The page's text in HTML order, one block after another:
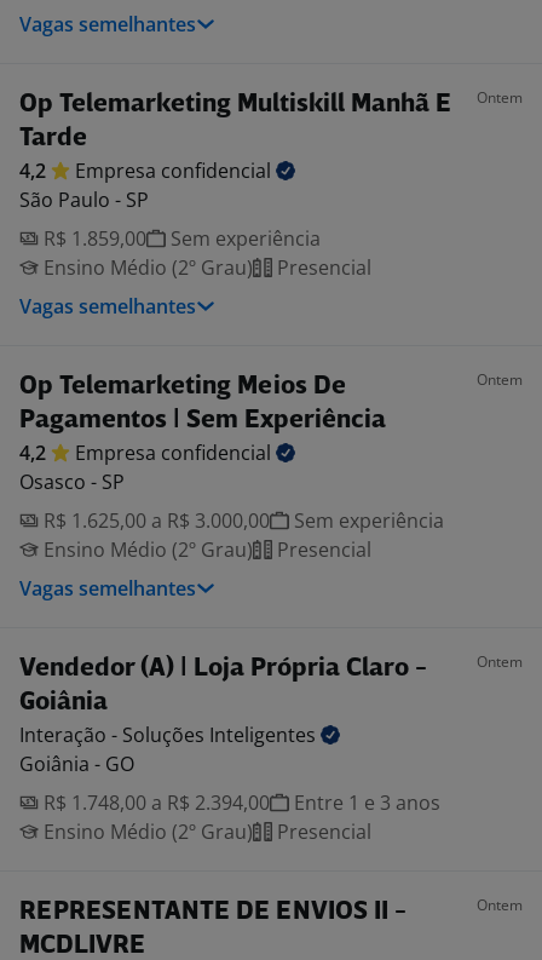
Vagas semelhantes
Op Telemarketing Multiskill Manhã E
Tarde
Ontem
4,2 Empresa confidencial
São Paulo - SP
R$ 1.859,00
Sem experiência
Ensino Médio (2º Grau)
Presencial
Vagas semelhantes
Op Telemarketing Meios De
Pagamentos | Sem Experiência
Ontem
4,2 Empresa confidencial
Osasco - SP
R$ 1.625,00 a R$ 3.000,00
Sem experiência
Ensino Médio (2º Grau)
Presencial
Vagas semelhantes
Vendedor (A) | Loja Própria Claro -
Goiânia
Ontem
Interação - Soluções Inteligentes
Goiânia - GO
R$ 1.748,00 a R$ 2.394,00
Entre 1 e 3 anos
Ensino Médio (2º Grau)
Presencial
REPRESENTANTE DE ENVIOS II -
MCDLIVRE
Ontem